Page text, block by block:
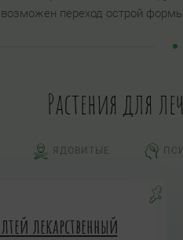
переход острой
Растения для
ЯДОВИТЫЕ
лекарственный